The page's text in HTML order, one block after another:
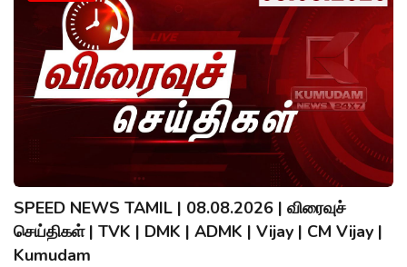
SPEED NEWS TAMIL | 08.08.2026 | விரைவுச்
செய்திகள் | TVK | DMK | ADMK | Vijay | CM Vijay |
Kumudam